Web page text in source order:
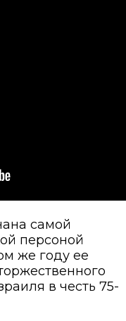
самой
персоной
же году ее
в честь 75-